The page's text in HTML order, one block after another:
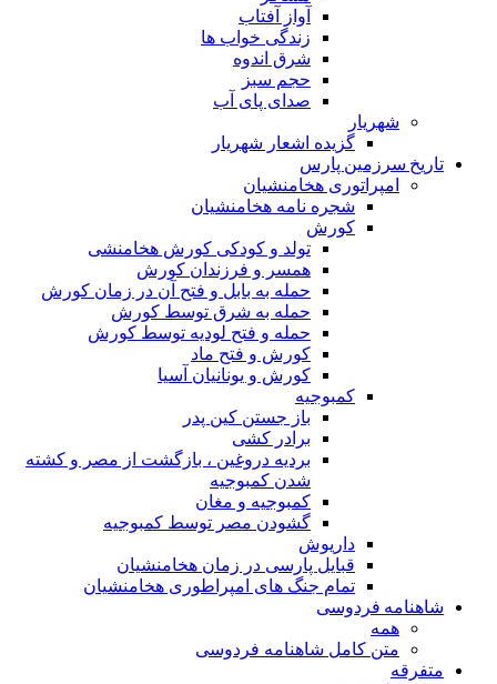
آواز آفتاب
زندگی خواب ها
شرق اندوه
حجم سبز
صدای پای آب
شهریار
گزیده اشعار شهریار
تاریخ سرزمین پارس
امپراتوری هخامنشیان
شجره نامه هخامنشیان
کورش
تولد و کودکی کورش هخامنشی
همسر و فرزندان کورش
حمله به بابل و فتح آن در زمان کورش
حمله به شرق توسط کورش
حمله و فتح لودیه توسط کورش
کورش و فتح ماد
کورش و یونانیان آسیا
کمبوجیه
باز جستن کین پدر
برادر کشی
بردیه دروغین ، بازگشت از مصر و کشته
شدن کمبوجیه
کمبوجیه و مغان
گشودن مصر توسط کمبوجیه
داریوش
قبایل پارسی در زمان هخامنشیان
تمام جنگ های امپراطوری هخامنشیان
شاهنامه فردوسی
همه
متن کامل شاهنامه فردوسی
متفرقه